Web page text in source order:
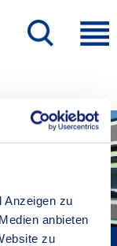
Anzeigen zu
anbieten
zu